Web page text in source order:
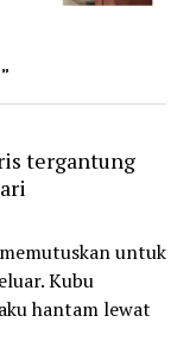
tergantung
untuk
Kubu
hantam lewat